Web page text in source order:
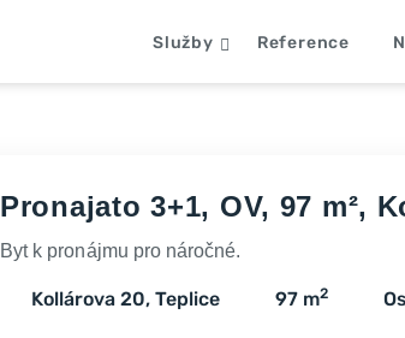
Služby Reference
Pronajato 3+1, OV, 97 m²,
Byt k pronájmu pro náročné.
Kollárova 20, Teplice 97 m2